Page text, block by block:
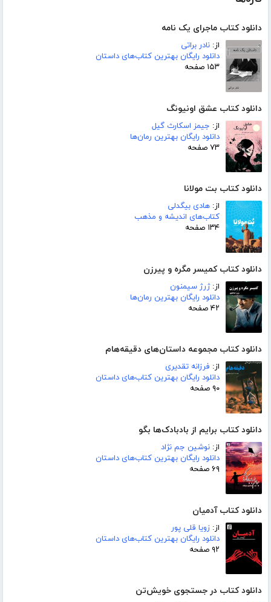
دانلود کتاب ماجرای یک نامه
از: نادر براتی
دانلود رایگان بهترین کتاب‌های داستان
۱۵۳ صفحه
دانلود کتاب عشق اونیونگ
از: جیمز اسکارث گیل
دانلود رایگان بهترین رمان‌ها
۷۳ صفحه
دانلود کتاب بت مولانا
از: هادی بیگدلی
کتاب‌های اندیشه و مذهب
۱۳۴ صفحه
دانلود کتاب کمیسر مگره و پیرزن
از:ژرژ سیمنون
دانلود رایگان بهترین رمان‌ها
۴۲ صفحه
دانلود کتاب مجموعه داستان‌های دقیقه‌هام
از: فرزانه تقدیری
دانلود رایگان بهترین کتاب‌های داستان
۹۰ صفحه
دانلود کتاب برایم از بادبادک‌ها بگو
از: نوشین جم نژاد
دانلود رایگان بهترین کتاب‌های داستان
۶۹ صفحه
دانلود کتاب آدمیان
از: زویا قلی پور
دانلود رایگان بهترین کتاب‌های داستان
۹۲ صفحه
دانلود کتاب در جستجوی خویش‌تن